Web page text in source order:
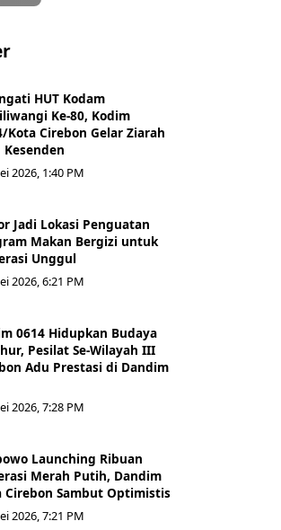
HUT Kodam
Ke-80, Kodim
Kota Cirebon Gelar Ziarah
Kesenden
2026, 1:40 PM
Jadi Lokasi Penguatan
Makan Bergizi untuk
Unggul
2026, 6:21 PM
0614 Hidupkan Budaya
Pesilat Se-Wilayah III
Adu Prestasi di Dandim
2026, 7:28 PM
Launching Ribuan
Merah Putih, Dandim
Cirebon Sambut Optimistis
2026, 7:21 PM